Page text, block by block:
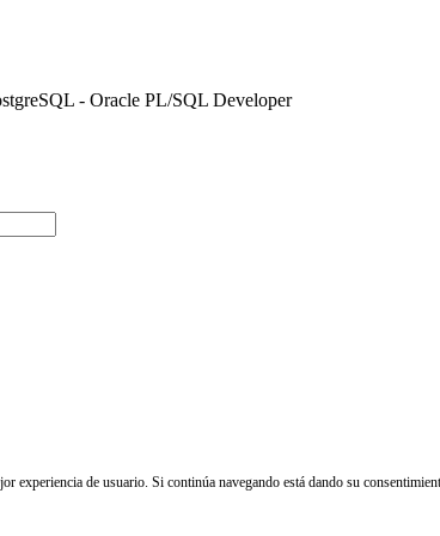
- Oracle PL/SQL Developer
experiencia de usuario. Si continúa navegando está dando su